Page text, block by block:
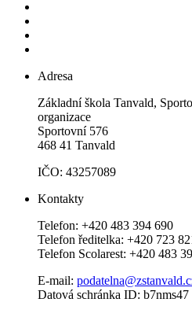
Adresa
Základní škola Tanvald,
organizace
Sportovní 576
468 41 Tanvald
IČO: 43257089
Kontakty
Telefon: +420 483 394 690
Telefon ředitelka: +420 723
Telefon Scolarest: +420 483
E-mail:
Datová schránka ID: b7nms47